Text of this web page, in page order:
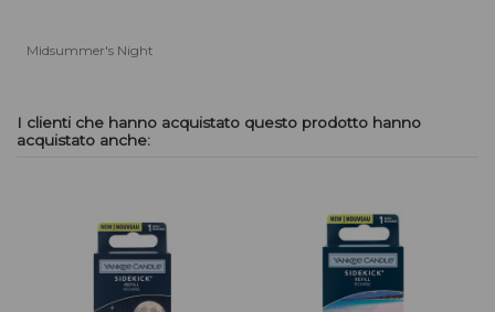
Midsummer's Night
I clienti che hanno acquistato questo prodotto hanno
acquistato anche: